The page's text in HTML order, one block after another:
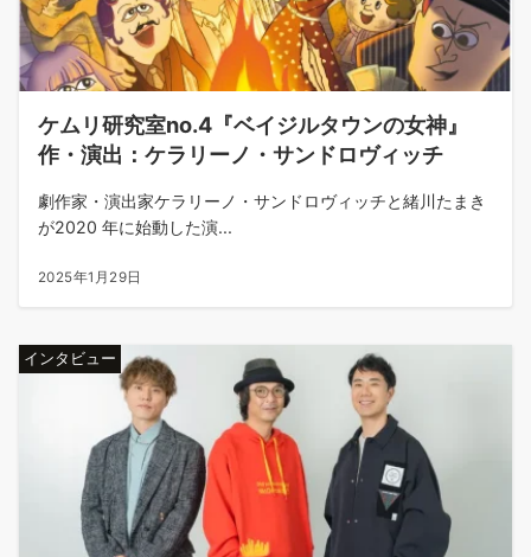
ケムリ研究室no.4『ベイジルタウンの女神』
作・演出：ケラリーノ・サンドロヴィッチ
劇作家・演出家ケラリーノ・サンドロヴィッチと緒川たまき
が2020 年に始動した演...
2025年1月29日
インタビュー